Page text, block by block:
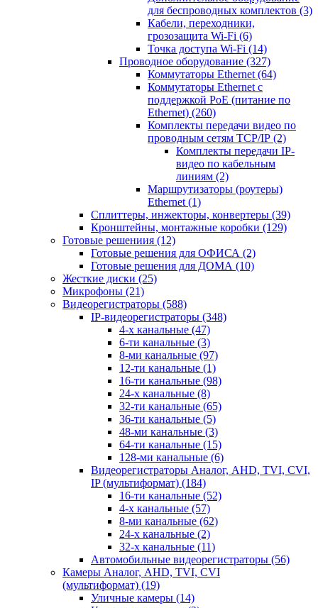
для беспроводных комплектов (3)
Кабели, переходники,
грозозащита Wi-Fi (6)
Точка доступа Wi-Fi (14)
Проводное оборудование (327)
Коммутаторы Ethernet (64)
Коммутаторы Ethernet с
поддержкой PoE (питание по
Ethernet) (260)
Комплекты передачи видео по
проводным сетям TCP/IP (2)
Комплекты передачи IP-
видео по кабельным
линиям (2)
Маршрутизаторы (роутеры)
Ethernet (1)
Сплиттеры, инжекторы, конвертеры (39)
Кронштейны, монтажные коробки (129)
Готовые решениия (12)
Готовые решения для ОФИСА (2)
Готовые решения для ДОМА (10)
Жесткие диски (25)
Микрофоны (21)
Видеорегистраторы (588)
IP-видеорегистраторы (348)
4-х канальные (47)
6-ти канальные (3)
8-ми канальные (97)
12-ти канальные (1)
16-ти канальные (98)
24-х канальные (8)
32-ти канальные (65)
36-ти канальные (5)
48-ми канальные (3)
64-ти канальные (15)
128-ми канальные (6)
Видеорегистраторы Аналог, AHD, TVI, CVI,
IP (мультиформат) (184)
16-ти канальные (52)
4-х канальные (57)
8-ми канальные (62)
24-х канальные (2)
32-х канальные (11)
Автомобильные видеорегистраторы (56)
Камеры Аналог, AHD, TVI, CVI
(мультиформат) (19)
Уличные камеры (14)